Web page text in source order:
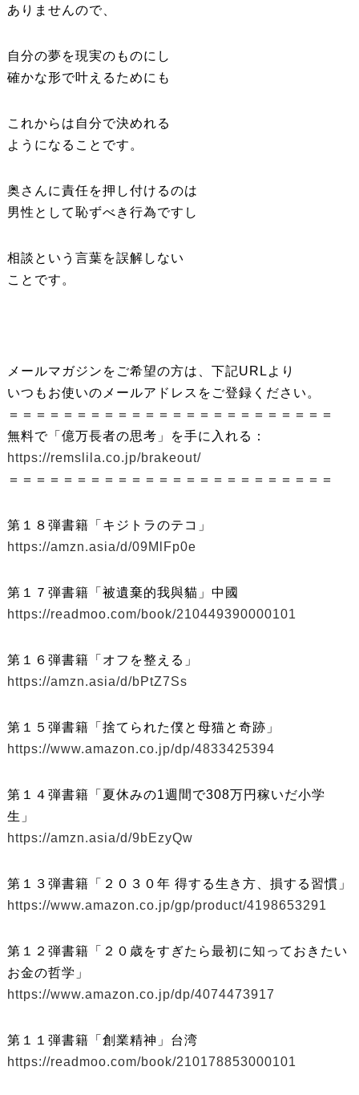
ありませんので、
自分の夢を現実のものにし
確かな形で叶えるためにも
これからは自分で決めれる
ようになることです。
奥さんに責任を押し付けるのは
男性として恥ずべき行為ですし
相談という言葉を誤解しない
ことです。
メールマガジンをご希望の方は、下記URLより
いつもお使いのメールアドレスをご登録ください。
＝＝＝＝＝＝＝＝＝＝＝＝＝＝＝＝＝＝＝＝＝＝＝＝
無料で「億万長者の思考」を手に入れる：
https://remslila.co.jp/brakeout/
＝＝＝＝＝＝＝＝＝＝＝＝＝＝＝＝＝＝＝＝＝＝＝＝
第１８弾書籍「キジトラのテコ」
https://amzn.asia/d/09MlFp0e
第１７弾書籍「被遺棄的我與貓」中國
https://readmoo.com/book/210449390000101
第１６弾書籍「オフを整える」
https://amzn.asia/d/bPtZ7Ss
第１５弾書籍「捨てられた僕と母猫と奇跡」
https://www.amazon.co.jp/dp/4833425394
第１４弾書籍「夏休みの1週間で308万円稼いだ小学
生」
https://amzn.asia/d/9bEzyQw
第１３弾書籍「２０３０年 得する生き方、損する習慣」
https://www.amazon.co.jp/gp/product/4198653291
第１２弾書籍「２０歳をすぎたら最初に知っておきたい
お金の哲学」
https://www.amazon.co.jp/dp/4074473917
第１１弾書籍「創業精神」台湾
https://readmoo.com/book/210178853000101